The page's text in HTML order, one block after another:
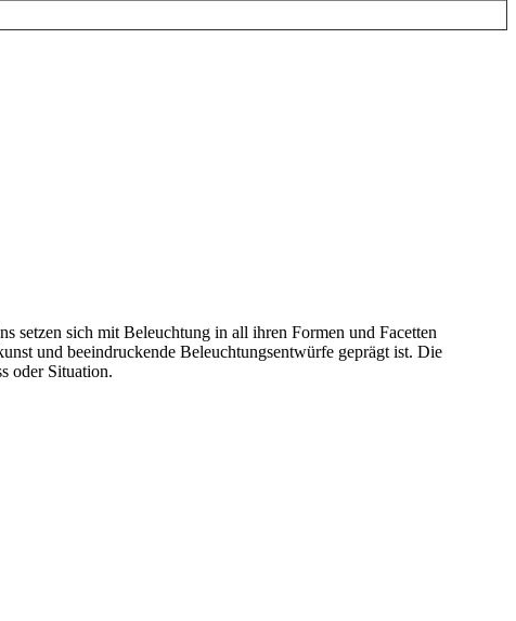
setzen sich mit Beleuchtung in all ihren Formen und Facetten
und beeindruckende Beleuchtungsentwürfe geprägt ist. Die
oder Situation.